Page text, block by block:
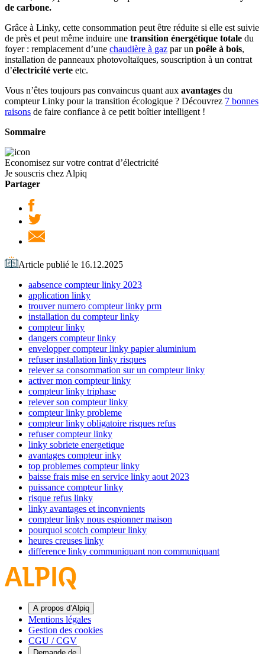
de carbone.
Grâce à Linky, cette consommation peut être réduite si elle est suivie
de près et peut même induire une transition énergétique totale du
foyer : remplacement d’une chaudière à gaz par un poêle à bois,
installation de panneaux photovoltaïques, souscription à un contrat
d’électricité verte etc.
Vous n’êtes toujours pas convaincus quant aux avantages du
compteur Linky pour la transition écologique ? Découvrez 7 bonnes
raisons de faire confiance à ce petit boîtier intelligent !
Sommaire
Economisez sur votre contrat d’électricité
Je souscris chez Alpiq
Partager
Article publié le 16.12.2025
aabsence compteur linky 2023
application linky
trouver numero compteur linky prm
installation du compteur linky
compteur linky
dangers compteur linky
envelopper compteur linky papier aluminium
refuser installation linky risques
relever sa consommation sur un compteur linky
activer mon compteur linky
compteur linky triphase
relever son compteur linky
compteur linky probleme
compteur linky obligatoire risques refus
refuser compteur linky
linky sobriete energetique
avantages compteur inky
top problemes compteur linky
baisse frais mise en service linky aout 2023
puissance compteur linky
risque refus linky
linky avantages et inconvnients
compteur linky nous espionner maison
pourquoi scotch compteur linky
heures creuses linky
difference linky communiquant non communiquant
A propos d’Alpiq
Mentions légales
Gestion des cookies
CGU / CGV